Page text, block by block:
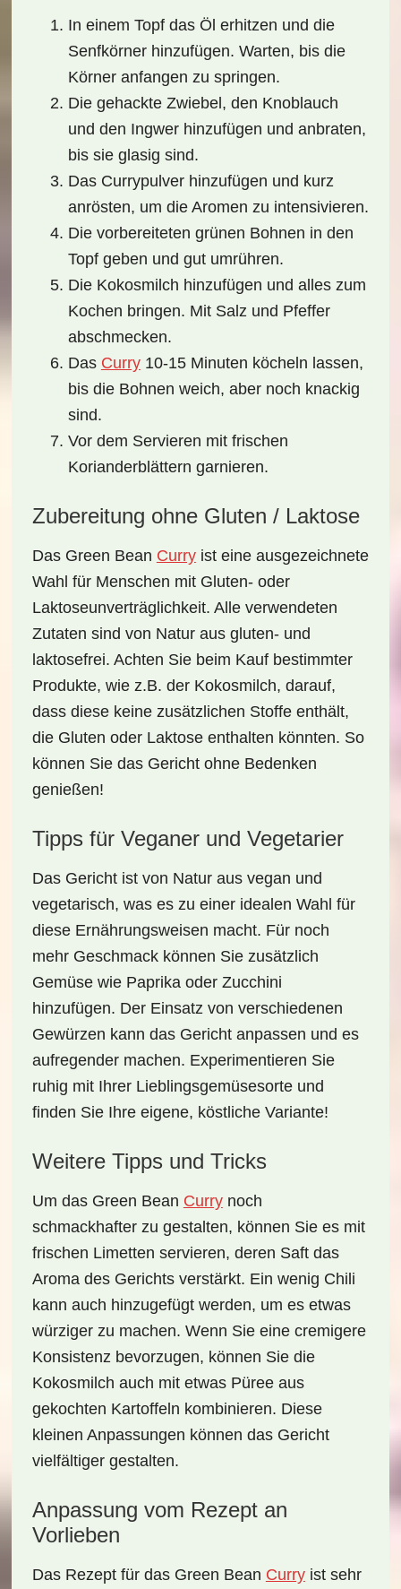
In einem Topf das Öl erhitzen und die
Senfkörner hinzufügen. Warten, bis die
Körner anfangen zu springen.
Die gehackte Zwiebel, den Knoblauch
und den Ingwer hinzufügen und anbraten,
bis sie glasig sind.
Das Currypulver hinzufügen und kurz
anrösten, um die Aromen zu intensivieren.
Die vorbereiteten grünen Bohnen in den
Topf geben und gut umrühren.
Die Kokosmilch hinzufügen und alles zum
Kochen bringen. Mit Salz und Pfeffer
abschmecken.
Das Curry10-15 Minuten köcheln lassen,
bis die Bohnen weich, aber noch knackig
sind.
Vor dem Servieren mit frischen
Korianderblättern garnieren.
Zubereitung ohne Gluten / Laktose
Das Green Bean Curryist eine ausgezeichnete
Wahl für Menschen mit Gluten-oder
Laktoseunverträglichkeit. Alle verwendeten
Zutaten sind von Natur aus gluten- und
laktosefrei. Achten Sie beim Kauf bestimmter
Produkte, wie z.B. der Kokosmilch, darauf,
dass diese keine zusätzlichen Stoffe enthält,
die Gluten oder Laktose enthalten könnten. So
können Sie das Gericht ohne Bedenken
genießen!
Tipps für Veganer und Vegetarier
Das Gericht ist von Natur aus vegan und
vegetarisch, was es zu einer idealen Wahl für
diese Ernährungsweisen macht. Für noch
mehr Geschmack können Sie zusätzlich
Gemüse wie Paprika oder Zucchini
hinzufügen. Der Einsatz von verschiedenen
Gewürzen kann das Gericht anpassen und es
aufregender machen. Experimentieren Sie
ruhig mit Ihrer Lieblingsgemüsesorte und
finden Sie Ihre eigene, köstliche Variante!
Weitere Tipps und Tricks
Um das Green Bean Currynoch
schmackhafter zu gestalten, können Sie es mit
frischen Limetten servieren, deren Saft das
Aroma des Gerichts verstärkt. Ein wenig Chili
kann auch hinzugefügt werden, um es etwas
würzigerzu machen. Wenn Sie eine cremigere
Konsistenz bevorzugen, können Sie die
Kokosmilch auch mit etwas Püree aus
gekochten Kartoffeln kombinieren. Diese
kleinen Anpassungen können das Gericht
vielfältiger gestalten.
Anpassung vom Rezept an
Vorlieben
Das Rezept für das Green Bean Curryist sehr